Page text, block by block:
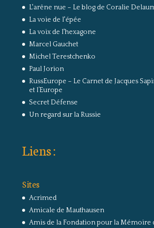
L'arêne nue – Le blog de Coralie
La voie de l'épée
La voix de l'hexagone
Marcel Gauchet
Michel Terestchenko
Paul Jorion
RussEurope – Le Carnet de Jacques
et l’Europe
Secret Défense
Un regard sur la Russie
Liens :
Sites
Acrimed
Amicale de Mauthausen
Amis de la Fondation pour la Mémoire